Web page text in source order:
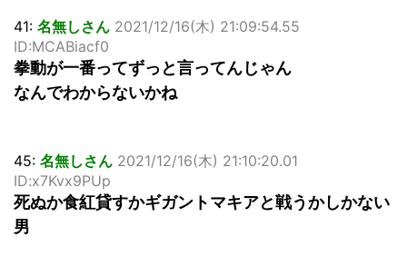
41: 名無しさん 2021/12/16(木) 21:09:54.55
ID:MCABiacf0
拳動が一番ってずっと言ってんじゃん
なんでわからないかね
45: 名無しさん 2021/12/16(木) 21:10:20.01
ID:x7Kvx9PUp
死ぬか食紅貸すかギガントマキアと戦うかしかない
男